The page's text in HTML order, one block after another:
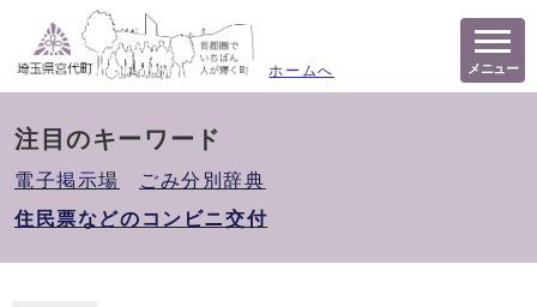
ホームへ メニュー
注目のキーワード
電子掲示場
ごみ分別辞典
住民票などのコンビニ交付